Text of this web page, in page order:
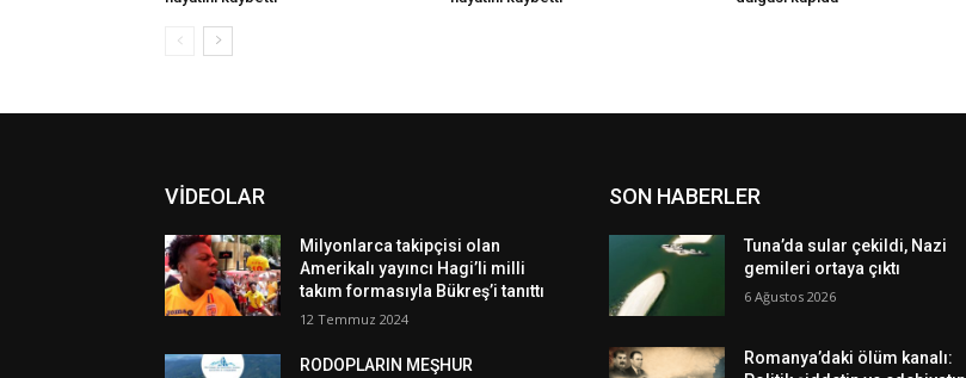
VİDEOLAR
Milyonlarca takipçisi olan
Amerikalı yayıncı Hagi’li milli
takım formasıyla Bükreş’i tanıttı
12 Temmuz 2024
RODOPLARIN MEŞHUR
SON HABERLER
Tuna’da sular çekildi, Nazi
gemileri ortaya çıktı
6 Ağustos 2026
Romanya’daki ölüm kanalı: